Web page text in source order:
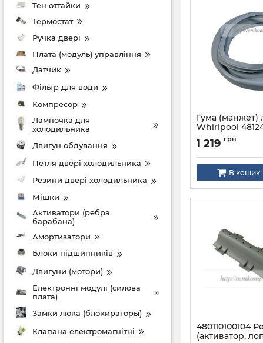
Тен оттайки
Термостат
Ручка двері
Плата (модуль) управління
Датчик
Фільтр для води
Компресор
Лампочка для
холодильника
Двигун обдування
Петля двері холодильника
Резини двері холодильника
Мішки
Активатори (ребра
барабана)
Амортизатори
Блоки підшипників
Двигуни (мотори)
Електронні модулі (силова
плата)
Замки люка (блокираторы)
Клапана електромагнітні
Гума (манжет)
Whirlpool
пральної
Артикул:
1 219 грн
В кошик
480110100104
(активатор,